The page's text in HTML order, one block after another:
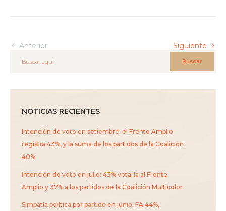
Anterior Siguiente
Buscar
NOTICIAS RECIENTES
Intención de voto en setiembre: el Frente Amplio
registra 43%, y la suma de los partidos de la Coalición
40%
Intención de voto en julio: 43% votaría al Frente
Amplio y 37% a los partidos de la Coalición Multicolor
Simpatía política por partido en junio: FA 44%,